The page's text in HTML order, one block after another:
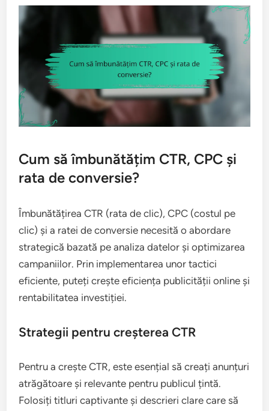
Cum să îmbunătățim CTR, CPC și
rata de conversie?
Îmbunătățirea CTR (rata de clic), CPC (costul pe
clic) și a ratei de conversie necesită o abordare
strategică bazată pe analiza datelor și optimizarea
campaniilor. Prin implementarea unor tactici
eficiente, puteți crește eficiența publicității online și
rentabilitatea investiției.
Strategii pentru creșterea CTR
Pentru a crește CTR, este esențial să creați anunțuri
atrăgătoare și relevante pentru publicul țintă.
Folosiți titluri captivante și descrieri clare care să